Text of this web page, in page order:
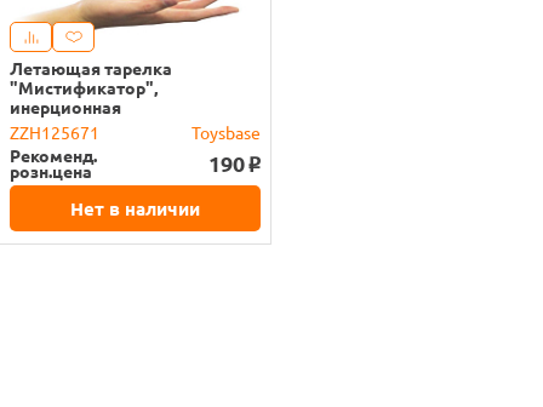
Летающая тарелка
"Мистификатор",
инерционная
ZZH125671
Toysbase
Рекоменд.
розн.цена 190 o
Нет в наличии